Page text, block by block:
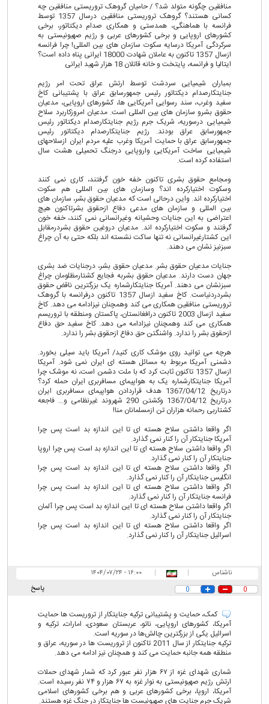
منافقین چگونه متولد شد؟ / حامیان گروهک تروریستی منافقین چه
کسانی هستند؟ گروهک تروریستی منافقین درسال 1357 توسط
فرانسه با هماهنگی، همدستی و همکاری صدام دیکتاتور، برخی
کشورهای اروپایی و برخی کشورهای عربی و رژیم صهیونیستی به
سرکردگی آمریکا درسایه سکوت سازمان های بین المللی! چرا فرانسه
ازسال 1357 تاکنون به عاملان شهادت 18000 ایرانی پناه داده است؟
ایتالیا و فرانسه، پایتخت و خانه قاتلان 18 هزار شهید ایرانی
بمباران شیمیایی سردشت توسط ارتش عراق تحت امر رژیم
جنایتکارصدام دیکتاتور رئیس جمهورسابق عراق با پشتیبانی کاخ
سفید وغرب، سند رسوایی آمریکایی ها، کشورهای اروپایی، مدعیان
حقوق بشرو سازمان های بین المللی است. مدعیان امروزکاربرد سلاح
شیمیایی درسوریه، شریک جرم رژیم جنایتکارصدام دیکتاتور رئیس
جمهورسابق عراق بودند. رژیم جنایتکارصدام دیکتاتور رئیس
جمهورسابق عراق با حمایت آمریکا وغرب علیه مردم ایران ازسلاحهای
شیمیایی ساخت آمریکایی واروپایی درجنگ تحمیلی هشت سال
استفاده کرده است.
ومجامع حقوق بشری تاکنون خفه خون گرفتند، کاری نمی کنند
وسکوت اختیارکرده اند؟ وسازمان های بین المللی هم سکوت
اختیارکرده اند. واین درحالی است که مدعیان حقوق بشر، سازمان های
بین المللی و سازمان های مدعی دفاع ازحقوق بشرتاکنون هیچ
اعتراضی به این جنایات وحشیانه وغیرانسانی نمی کنند، خفه خون
گرفتند و سکوت اختیارکرده اند. مدعیان دروغین حقوق بشردرمقابل
این کشتارغیرانسانی نه تنها ساکت نشسته اند بلکه حتی به آن چراغ
سبزنیز نشان می دهند.
جنایات مدعیان حقوق بشر. مدعیان حقوق بشر، درجنایات ضد بشری
جهان دست دارند. مدعیان حقوق بشربه فجایع کشتارمظلومان چراغ
سبزنشان می دهند. آمریکا جنایتکارشماره یک بزرگترین ناقض حقوق
بشردردنیاست. کاخ سفید ازسال 1357 تاکنون درفرانسه با گروهک
تروریستی منافقین همکاری می کند وهمچنان نیزادامه می دهد. کاخ
سفید ازسال 2003 تاکنون درافغانستان، پاکستان ومنطقه با تروریسم
همکاری می کند وهمچنان نیزادامه می دهد. کاخ سفید حق دفاع
ازحقوق بشر را ندارد. واشنگتن حق دفاع ازحقوق بشر را ندارد.
هرچه می توانید روی موشک کاری کنید/ آمریکا باید سیلی بخورد.
دشمنی آمریکا مربوط به مسائل هسته ای ایران نمی شود. آمریکا
ازسال 1357 تاکنون ثابت کرد که با ملت دشمن است، نه موشک چرا
آمریکا جنایتکارشماره یک به هواپیمای مسافربری ایران حمله کرد؟
درتاریخ 1367/04/12 هدف قراردادن هواپیمای مسافربری ایران
درتاریخ 1367/04/12 وکشتن 290 شهروند غیرنظامی و... فاجعه
کشتاربی رحمانه هزاران تن ازمسلمانان منا!
اگر واقعا داشتن سلاح هسته ای تا این اندازه بد است پس چرا
آمریکا جنایتکار آن را کنار نمی گذارد.
اگر واقعا داشتن سلاح هسته ای تا این اندازه بد است پس چرا اروپا
جنایتکار آن را کنار نمی گذارد.
اگر واقعا داشتن سلاح هسته ای تا این اندازه بد است پس چرا
انگلیس جنایتکار آن را کنار نمی گذارد.
اگر واقعا داشتن سلاح هسته ای تا این اندازه بد است پس چرا
فرانسه جنایتکار آن را کنار نمی گذارد.
اگر واقعا داشتن سلاح هسته ای تا این اندازه بد است پس چرا آلمان
جنایتکار آن را کنار نمی گذارد.
اگر واقعا داشتن سلاح هسته ای تا این اندازه بد است پس چرا
اسرائیل جنایتکار آن را کنار نمی گذارد.
ناشناس |
|
۱۶:۰۰ - ۱۴۰۴/۰۷/۲۴
پاسخ
0
0
کمک، حمایت و پشتیبانی ترکیه جنایتکار از تروریست ها حمایت
آمریکا، کشورهای اروپایی، ناتو، عربستان سعودی، امارات، ترکیه و
اسرائیل یکی از بزرگترین چالش‌ها در سوریه است.
ترکیه جنایتکار از سال 2011 تاکنون از تروریست ها در سوریه، عراق و
منطقه همه جانبه حمایت می کند و همچنان نیز ادامه می دهد.
شماری شهدای غزه از ۶۷ هزار نفر عبور کرد که شمار شهدای حملات
ارتش رژیم صهیونیستی به نوار غزه به ۶۷ هزار و ۷۴ نفر رسیده است.
آمریکا، اروپا، برخی کشورهای عربی و هم برخی کشورهای اسلامی
شریک جرم جنایت های صهیونیست ها جنایتکار در جنگ غزه هستند.